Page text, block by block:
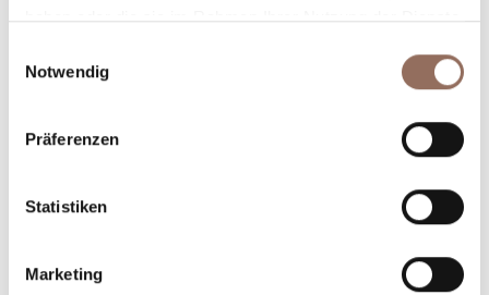
haben oder die sie im Rahmen Ihrer Nutzung der Dienste
Notwendig
Präferenzen
Statistiken
Marketing
Unterkünfte
Essen und